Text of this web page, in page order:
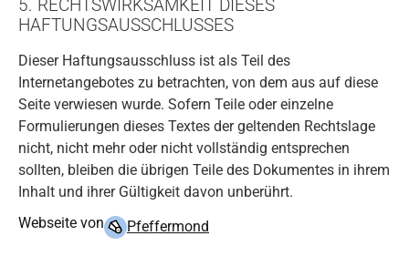
5. RECHTSWIRKSAMKEIT DIESES
HAFTUNGSAUSSCHLUSSES
Dieser Haftungsausschluss ist als Teil des
Internetangebotes zu betrachten, von dem aus auf diese
Seite verwiesen wurde. Sofern Teile oder einzelne
Formulierungen dieses Textes der geltenden Rechtslage
nicht, nicht mehr oder nicht vollständig entsprechen
sollten, bleiben die übrigen Teile des Dokumentes in ihrem
Inhalt und ihrer Gültigkeit davon unberührt.
Webseite von
Pfeffermond